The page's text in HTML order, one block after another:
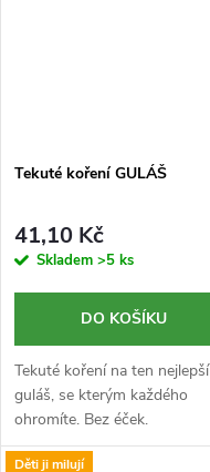
Tekuté koření GULÁŠ
41,10 Kč
Skladem >5 ks
DO KOŠÍKU
Tekuté koření na ten nejlepší
guláš, se kterým každého
ohromíte. Bez éček.
Děti ji milují